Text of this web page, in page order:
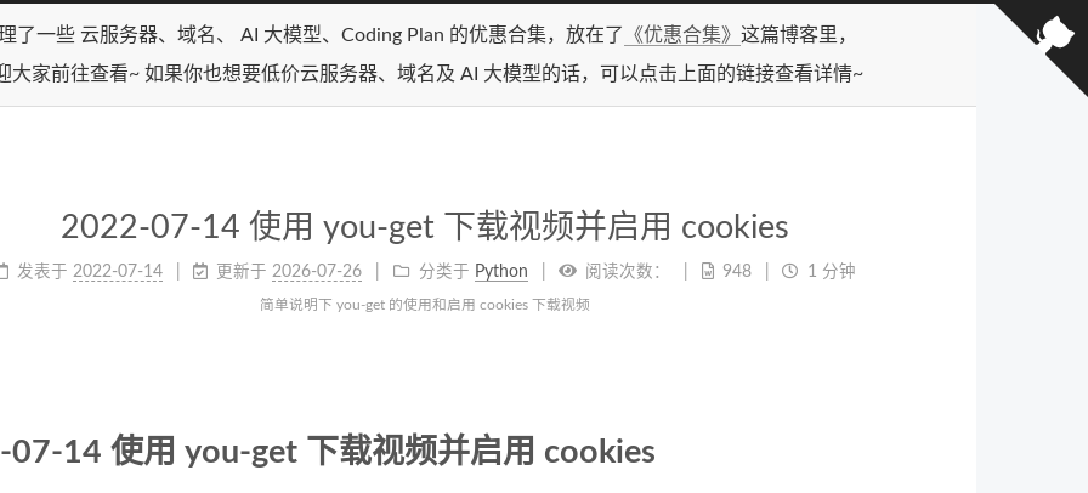
了一些 云服务器、域名、 AI 大模型、Coding Plan 的优惠合集，放在了 《优惠合集》 这篇博客里，
大家前往查看~ 如果你也想要低价云服务器、域名及 AI 大模型的话，可以点击上面的链接查看详情~
2022-07-14 使用 you-get 下载视频并启用 cookies
发表于 2022-07-14 更新于 2026-07-26 分类于 Python 阅读次数： 948 1 分钟
简单说明下 you-get 的使用和启用 cookies 下载视频
07-14 使用 you-get 下载视频并启用 cookies